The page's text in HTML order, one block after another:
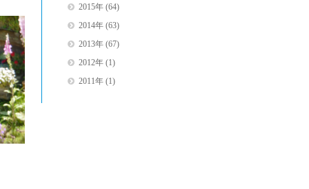
2015年(64)
2014年(63)
2013年(67)
2012年(1)
2011年(1)